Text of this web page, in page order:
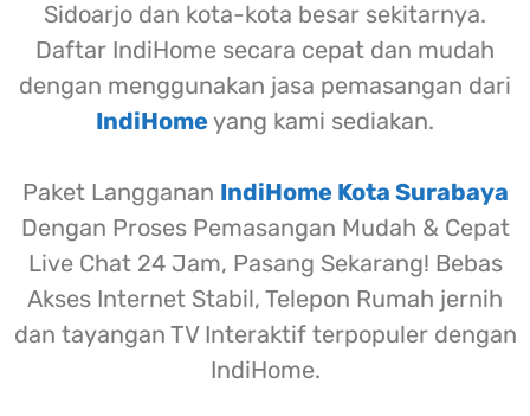
Sidoarjo dan kota-kota besar sekitarnya.
Daftar IndiHome secara cepat dan mudah
dengan menggunakan jasa pemasangan dari
IndiHomeyang kami sediakan.
Paket Langganan IndiHome Kota Surabaya
Dengan Proses Pemasangan Mudah & Cepat
Live Chat 24 Jam, Pasang Sekarang! Bebas
Akses Internet Stabil, Telepon Rumah jernih
dan tayangan TV Interaktif terpopuler dengan
IndiHome.